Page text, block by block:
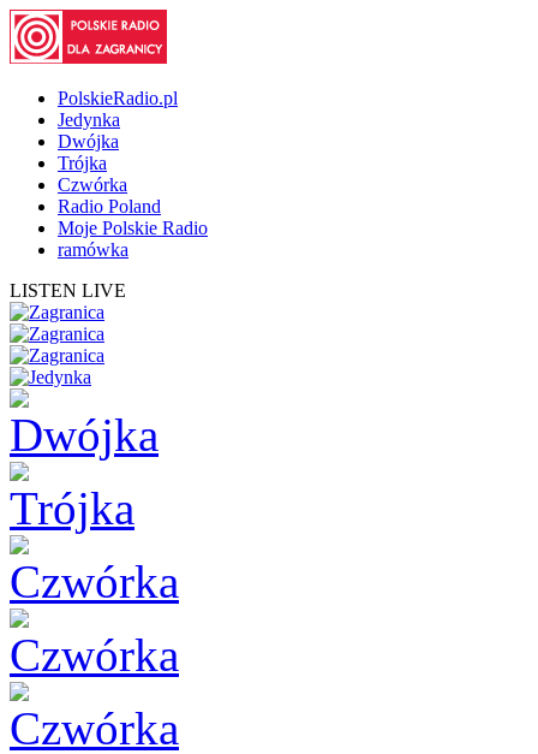
PolskieRadio.pl
Jedynka
Dwójka
Trójka
Czwórka
Radio Poland
Moje Polskie Radio
ramówka
LISTEN LIVE